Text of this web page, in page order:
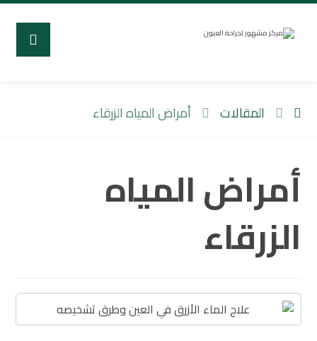
المقالات أمراض المياه الزرقاء
أمراض المياه
الزرقاء